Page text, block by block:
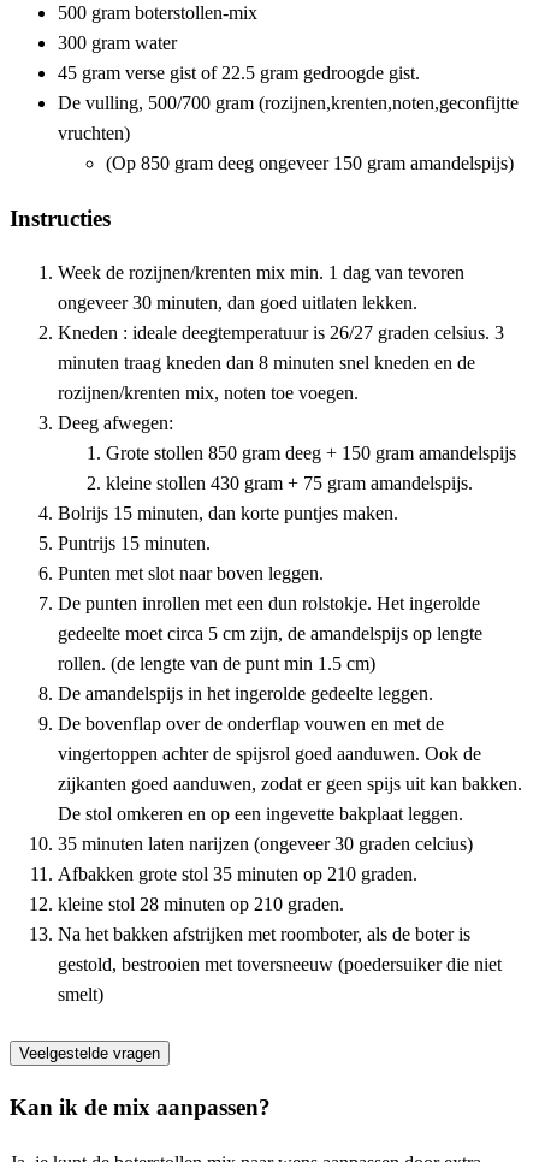
500 gram boterstollen-mix
300 gram water
45 gram verse gist of 22.5 gram gedroogde gist.
De vulling, 500/700 gram (rozijnen,krenten,noten,geconfijtte
vruchten)
(Op 850 gram deeg ongeveer 150 gram amandelspijs)
Instructies
Week de rozijnen/krenten mix min. 1 dag van tevoren
ongeveer 30 minuten, dan goed uitlaten lekken.
Kneden : ideale deegtemperatuur is 26/27 graden celsius. 3
minuten traag kneden dan 8 minuten snel kneden en de
rozijnen/krenten mix, noten toe voegen.
Deeg afwegen:
Grote stollen 850 gram deeg + 150 gram amandelspijs
kleine stollen 430 gram + 75 gram amandelspijs.
Bolrijs 15 minuten, dan korte puntjes maken.
Puntrijs 15 minuten.
Punten met slot naar boven leggen.
De punten inrollen met een dun rolstokje. Het ingerolde
gedeelte moet circa 5 cm zijn, de amandelspijs op lengte
rollen. (de lengte van de punt min 1.5 cm)
De amandelspijs in het ingerolde gedeelte leggen.
De bovenflap over de onderflap vouwen en met de
vingertoppen achter de spijsrol goed aanduwen. Ook de
zijkanten goed aanduwen, zodat er geen spijs uit kan bakken.
De stol omkeren en op een ingevette bakplaat leggen.
35 minuten laten narijzen (ongeveer 30 graden celcius)
Afbakken grote stol 35 minuten op 210 graden.
kleine stol 28 minuten op 210 graden.
Na het bakken afstrijken met roomboter, als de boter is
gestold, bestrooien met toversneeuw (poedersuiker die niet
smelt)
Veelgestelde vragen
Kan ik de mix aanpassen?